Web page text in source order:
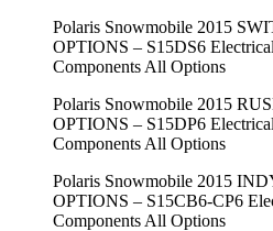
Polaris Snowmobile 2015
OPTIONS – S15DS6
Components All Options
Polaris Snowmobile 2015
OPTIONS – S15DP6
Components All Options
Polaris Snowmobile 2015
OPTIONS – S15CB6-CP6
Components All Options